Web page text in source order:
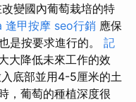
變國內葡萄栽培的特
逢甲按摩 seo行銷 應保
是按要求進行的。 記
大降低未來工作的效
底部並用4-5厘米的土
，葡萄的種植深度很